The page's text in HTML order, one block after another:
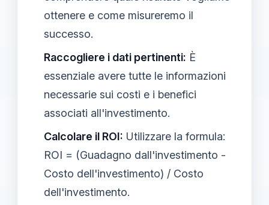
ottenere e come misureremo il
successo.
Raccogliere i dati pertinenti: È
essenziale avere tutte le informazioni
necessarie sui costi e i benefici
associati all'investimento.
Calcolare il ROI: Utilizzare la formula:
ROI = (Guadagno dall'investimento -
Costo dell'investimento) / Costo
dell'investimento.